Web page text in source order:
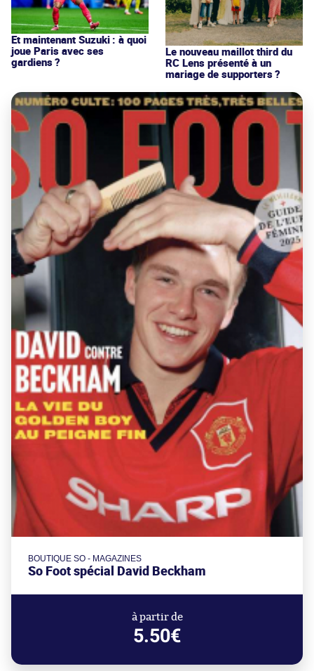
Et maintenant Suzuki : à quoi
joue Paris avec ses
gardiens ?
Le nouveau maillot third du
RC Lens présenté à un
mariage de supporters ?
BOUTIQUE SO - MAGAZINES
So Foot spécial David Beckham
à partir de
5.50€